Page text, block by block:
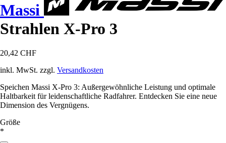
Massi
Strahlen X-Pro 3
20,42 CHF
inkl. MwSt. zzgl. Versandkosten
Speichen Massi X-Pro 3: Außergewöhnliche Leistung und optimale
Haltbarkeit für leidenschaftliche Radfahrer. Entdecken Sie eine neue
Dimension des Vergnügens.
Größe
*